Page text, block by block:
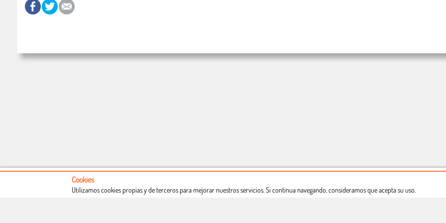
Condiciones de uso Proceso de compra Dónde estamos Política privacidad Derecho a desistimiento
Cookies
Utilizamos cookies propias y de terceros para mejorar nuestros servicios. Si continua navegando, consideramos que acepta su uso.